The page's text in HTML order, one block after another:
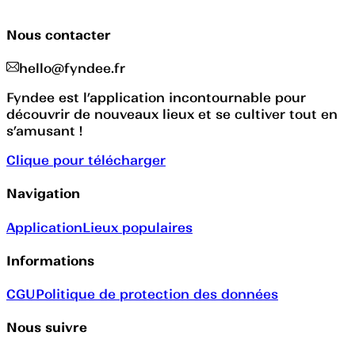
Nous contacter
hello@fyndee.fr
Fyndee est l’application incontournable pour
découvrir de nouveaux lieux et se cultiver tout en
s’amusant !
Clique pour télécharger
Navigation
ApplicationLieux populaires
Informations
CGUPolitique de protection des données
Nous suivre